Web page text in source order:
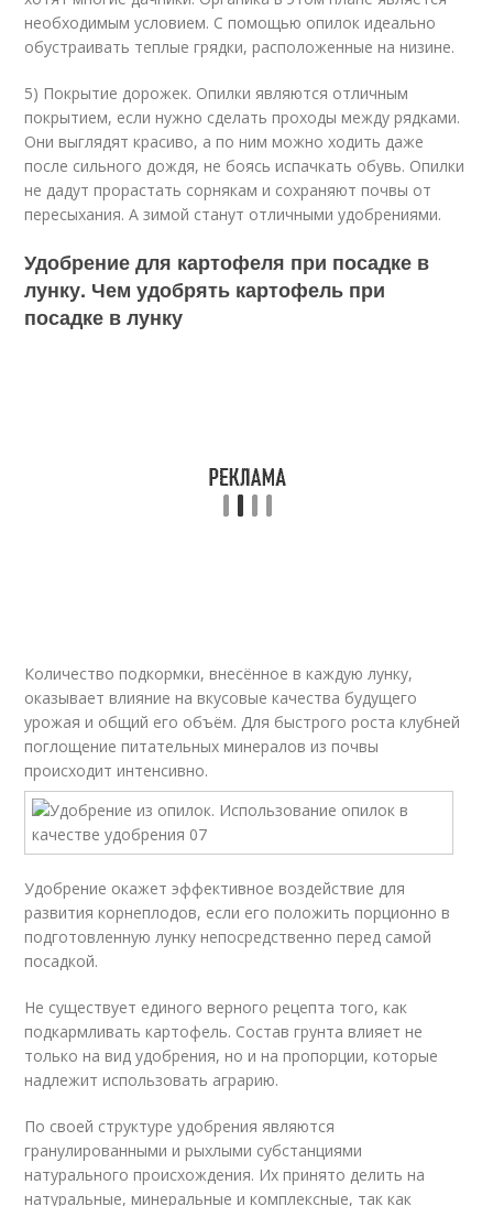
необходимым условием. С помощью опилок идеально
обустраивать теплые грядки, расположенные на низине.
5) Покрытие дорожек. Опилки являются отличным
покрытием, если нужно сделать проходы между рядками.
Они выглядят красиво, а по ним можно ходить даже
после сильного дождя, не боясь испачкать обувь. Опилки
не дадут прорастать сорнякам и сохраняют почвы от
пересыхания. А зимой станут отличными удобрениями.
Удобрение для картофеля при посадке в
лунку. Чем удобрять картофель при
посадке в лунку
Количество подкормки, внесённое в каждую лунку,
оказывает влияние на вкусовые качества будущего
урожая и общий его объём. Для быстрого роста клубней
поглощение питательных минералов из почвы
происходит интенсивно.
Удобрение окажет эффективное воздействие для
развития корнеплодов, если его положить порционно в
подготовленную лунку непосредственно перед самой
посадкой.
Не существует единого верного рецепта того, как
подкармливать картофель. Состав грунта влияет не
только на вид удобрения, но и на пропорции, которые
надлежит использовать аграрию.
По своей структуре удобрения являются
гранулированными и рыхлыми субстанциями
натурального происхождения. Их принято делить на
натуральные, минеральные и комплексные, так как